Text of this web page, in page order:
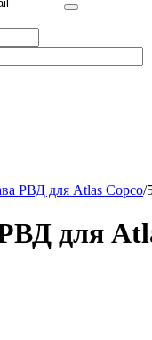
РВД для Atlas Copco/
для